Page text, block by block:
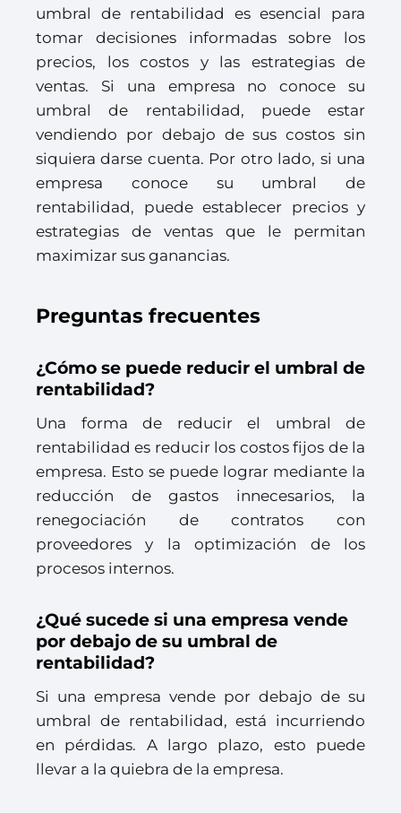
umbral de rentabilidad es esencial para
tomar decisiones informadas sobre los
precios, los costos y las estrategias de
ventas. Si una empresa no conoce su
umbral de rentabilidad, puede estar
vendiendo por debajo de sus costos sin
siquiera darse cuenta. Por otro lado, si una
empresa conoce su umbral de
rentabilidad, puede establecer precios y
estrategias de ventas que le permitan
maximizar sus ganancias.
Preguntas frecuentes
¿Cómo se puede reducir el umbral de
rentabilidad?
Una forma de reducir el umbral de
rentabilidad es reducir los costos fijos de la
empresa. Esto se puede lograr mediante la
reducción de gastos innecesarios, la
renegociación de contratos con
proveedores y la optimización de los
procesos internos.
¿Qué sucede si una empresa vende
por debajo de su umbral de
rentabilidad?
Si una empresa vende por debajo de su
umbral de rentabilidad, está incurriendo
en pérdidas. A largo plazo, esto puede
llevar a la quiebra de la empresa.